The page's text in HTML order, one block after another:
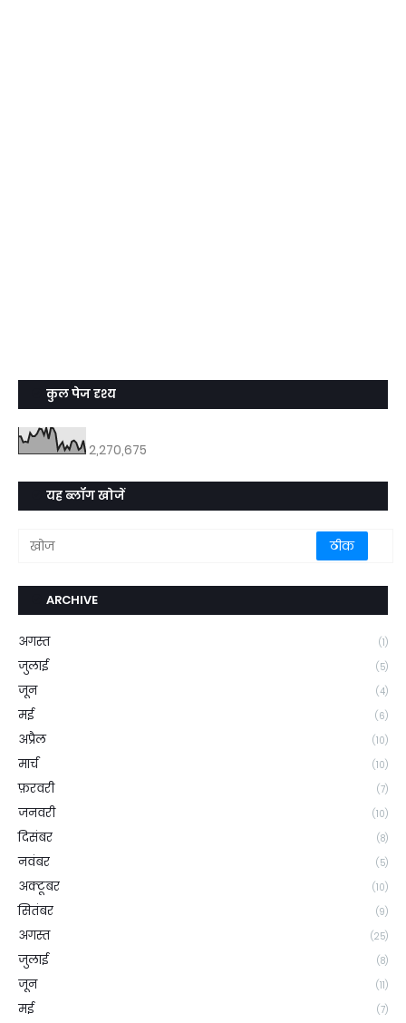
कुल पेज दृश्य
2,270,675
यह ब्लॉग खोजें
ARCHIVE
अगस्त (1)
जुलाई (5)
जून (4)
मई (6)
अप्रैल (10)
मार्च (10)
फ़रवरी (7)
जनवरी (10)
दिसंबर (8)
नवंबर (5)
अक्टूबर (10)
सितंबर (9)
अगस्त (25)
जुलाई (8)
जून (11)
मई (7)